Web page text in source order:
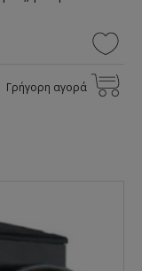
Γρήγορη αγορά